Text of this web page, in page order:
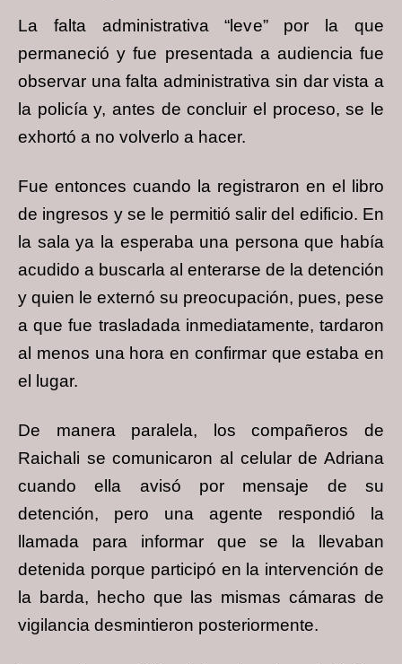
La falta administrativa “leve” por la que
permaneció y fue presentada a audiencia fue
observar una falta administrativa sin dar vista a
la policía y, antes de concluir el proceso, se le
exhortó a no volverlo a hacer.
Fue entonces cuando la registraron en el libro
de ingresos y se le permitió salir del edificio. En
la sala ya la esperaba una persona que había
acudido a buscarla al enterarse de la detención
y quien le externó su preocupación, pues, pese
a que fue trasladada inmediatamente, tardaron
al menos una hora en confirmar que estaba en
el lugar.
De manera paralela, los compañeros de
Raichali se comunicaron al celular de Adriana
cuando ella avisó por mensaje de su
detención, pero una agente respondió la
llamada para informar que se la llevaban
detenida porque participó en la intervención de
la barda, hecho que las mismas cámaras de
vigilancia desmintieron posteriormente.